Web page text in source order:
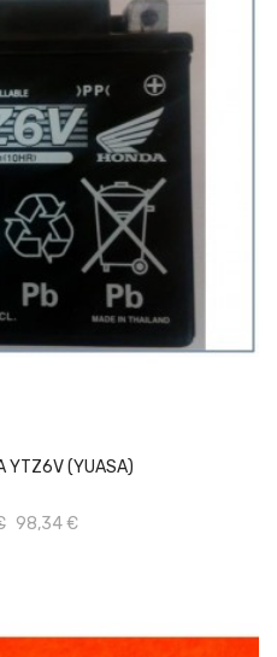
YTZ6V (YUASA)
98,34 €